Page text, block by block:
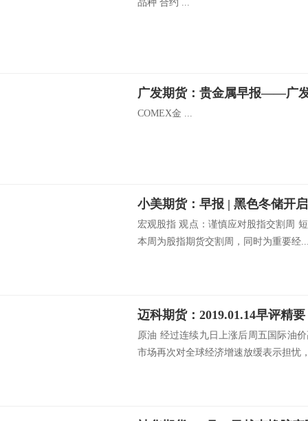
品种 合约 ...
COMEX金 ...
宏观股指 观点：谨慎应对股指交割周
本周为股指期货交割周，同时为重要经
迈科期货：2019.01.14早评精要
原油 经过连续九日上涨后周五国际油
市场再次对全球经济增速放缓表示担忧